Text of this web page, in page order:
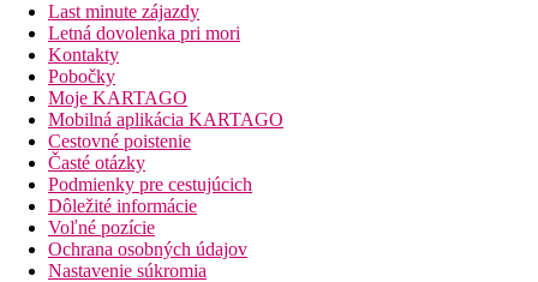
Last minute zájazdy
Letná dovolenka pri mori
Kontakty
Pobočky
Moje KARTAGO
Mobilná aplikácia KARTAGO
Cestovné poistenie
Časté otázky
Podmienky pre cestujúcich
Dôležité informácie
Voľné pozície
Ochrana osobných údajov
Nastavenie súkromia